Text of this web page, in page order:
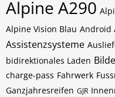
Alpine A290
Alpine Vision Blau Android
Assistenzsysteme
bidirektionales Laden
charge-pass Fahrwerk
Ganzjahresreifen GJR